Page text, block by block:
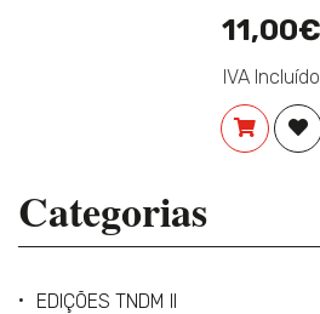
11,00€
IVA Incluído
Categorias
EDIÇÕES TNDM II